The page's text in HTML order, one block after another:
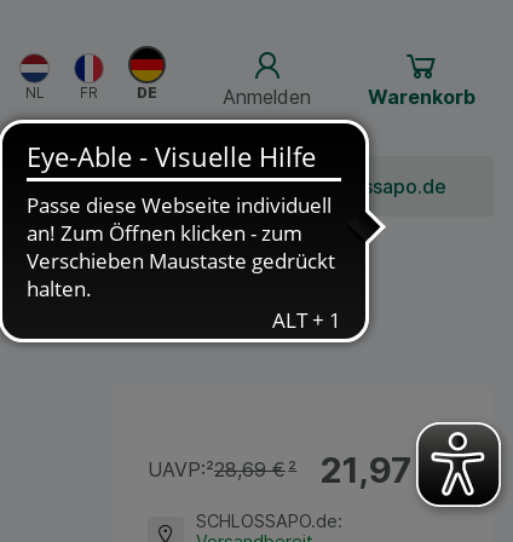
Anmelden Warenkorb
Bonusprogramm Jobs Über Schlossapo.de
21,97 €¹
UAVP:²28,69 €²
SCHLOSSAPO.de: